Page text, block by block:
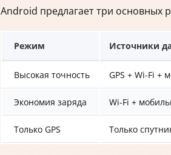
Android предлагает три основных
Режим Источники
Высокая точность GPS + Wi-Fi +
Экономия заряда Wi-Fi +
Только GPS Только